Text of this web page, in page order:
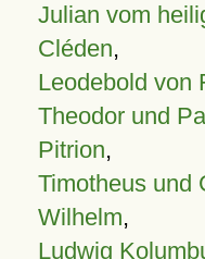
Julian vom
Cléden,
Leodebold von
Theodor und
Pitrion,
Timotheus und
Wilhelm,
Ludwig